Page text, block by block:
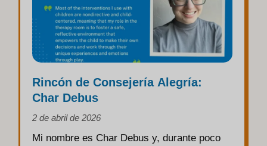
Rincón de Consejería Alegría:
Char Debus
2 de abril de 2026
Mi nombre es Char Debus y, durante poco